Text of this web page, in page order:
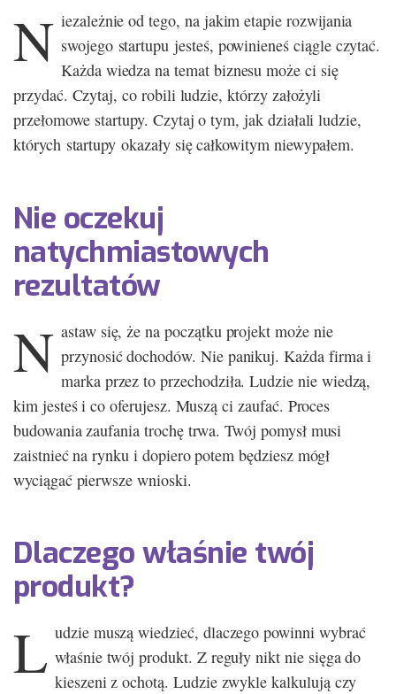
N iezależnie od tego, na jakim etapie rozwijania
swojego startupu jesteś, powinieneś ciągle czytać.
Każda wiedza na temat biznesu może ci się
przydać. Czytaj, co robili ludzie, którzy założyli
przełomowe startupy. Czytaj o tym, jak działali ludzie,
których startupy okazały się całkowitym niewypałem.
Nie oczekuj
natychmiastowych
rezultatów
N astaw się, że na początku projekt może nie
przynosić dochodów. Nie panikuj. Każda firma i
marka przez to przechodziła. Ludzie nie wiedzą,
kim jesteś i co oferujesz. Muszą ci zaufać. Proces
budowania zaufania trochę trwa. Twój pomysł musi
zaistnieć na rynku i dopiero potem będziesz mógł
wyciągać pierwsze wnioski.
Dlaczego właśnie twój
produkt?
L udzie muszą wiedzieć, dlaczego powinni wybrać
właśnie twój produkt. Z reguły nikt nie sięga do
kieszeni z ochotą. Ludzie zwykle kalkulują czy